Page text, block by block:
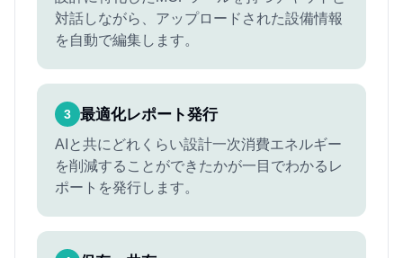
対話しながら、アップロードされた設備情報
を自動で編集します。
3 最適化レポート発行
AIと共にどれくらい設計一次消費エネルギー
を削減することができたかが一目でわかるレ
ポートを発行します。